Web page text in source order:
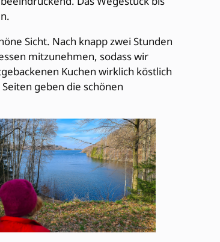
Sicht. Nach knapp zwei Stunden
mitzunehmen, sodass wir
Kuchen wirklich köstlich
geben die schönen